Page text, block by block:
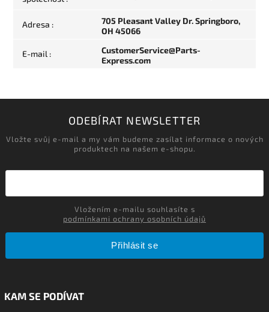
Adresa :
705 Pleasant Valley Dr. Springboro,
OH 45066
E-mail :
CustomerService@Parts-
Express.com
ODEBÍRAT NEWSLETTER
Vložte svůj e-mail a my vám budeme zasílat informace o nových
produktech na našem e-shopu.
podmínkami ochrany osobních údajů
Přihlásit se
KAM SE PODÍVAT